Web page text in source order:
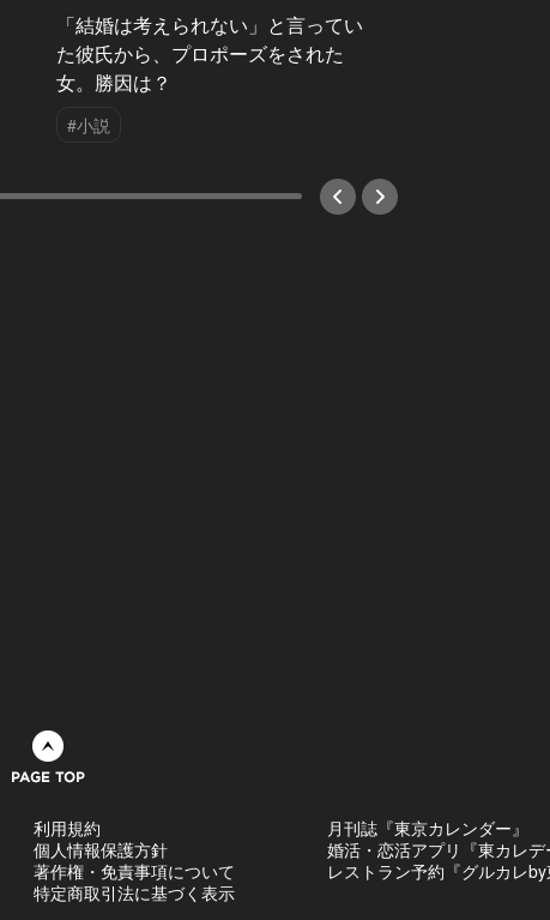
「結婚は考えられない」と言ってい
た彼氏から、プロポーズをされた
女。勝因は？
#小説
利用規約
個人情報保護方針
著作権・免責事項について
特定商取引法に基づく表示
月刊誌『東京カレンダー』
婚活・恋活アプリ『東カレデ
レストラン予約『グルカレby